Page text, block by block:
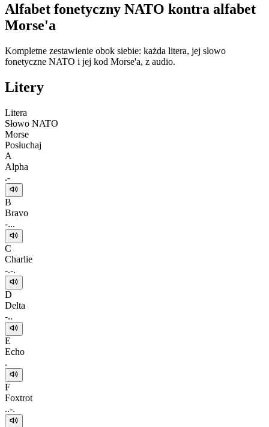
Alfabet fonetyczny NATO kontra alfabet
Morse'a
Kompletne zestawienie obok siebie: każda litera, jej słowo
fonetyczne NATO i jej kod Morse'a, z audio.
Litery
Litera
Słowo NATO
Morse
Posłuchaj
A
Alpha
.-
B
Bravo
-...
C
Charlie
-.-.
D
Delta
-..
E
Echo
.
F
Foxtrot
..-.